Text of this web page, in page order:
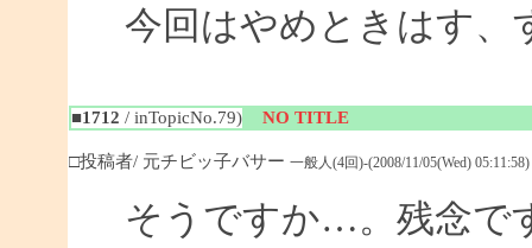
今回はやめときはす、
■1712 / inTopicNo.79) NO TITLE
□投稿者/ 元チビッ子バサー 一般人(4回)-(2008/11/05(Wed) 05:11:58)
そうですか…。残念で